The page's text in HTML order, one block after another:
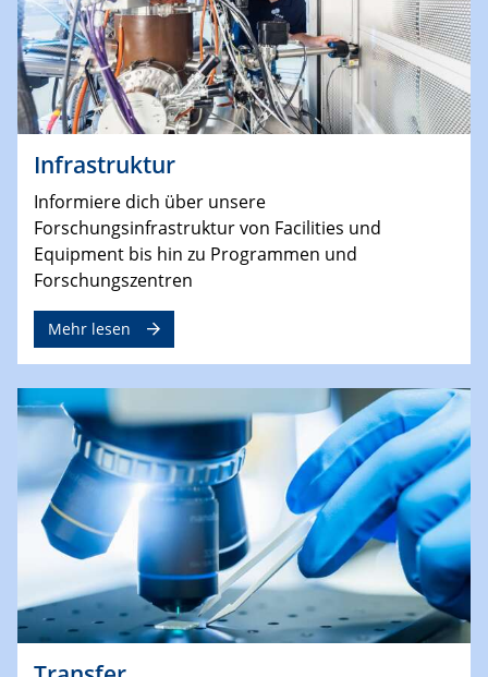
Infrastruktur
Informiere dich über unsere
Forschungsinfrastruktur von Facilities und
Equipment bis hin zu Programmen und
Forschungszentren
Mehr lesen